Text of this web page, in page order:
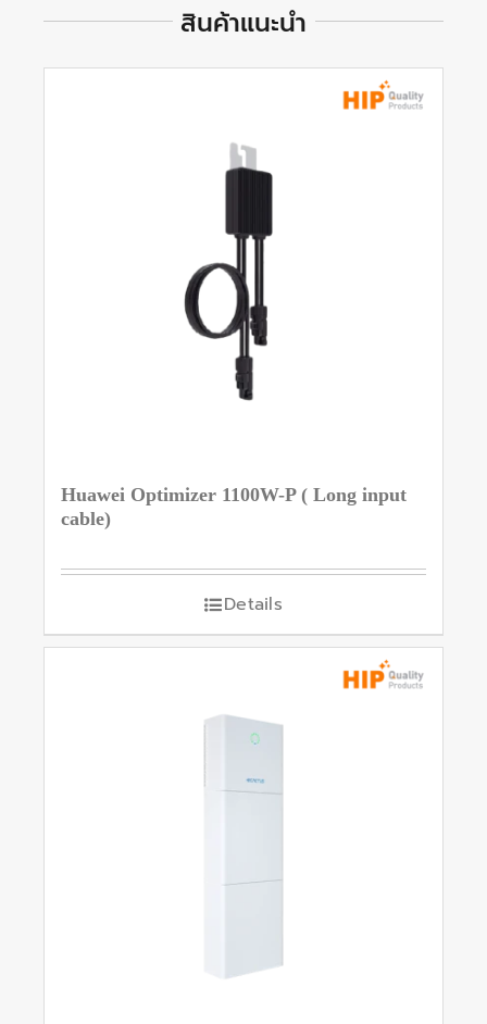
สินค้าแนะนำ
Huawei Optimizer 1100W-P ( Long input
cable)
Details